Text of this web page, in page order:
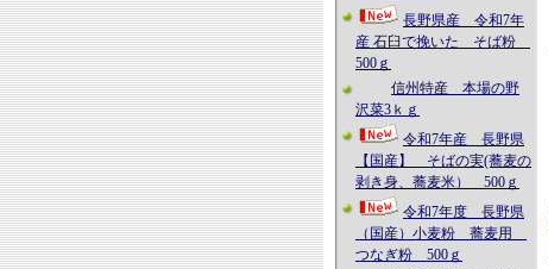
長野県産 令和7年
産 石臼で挽いた そば粉
500ｇ
信州特産 本場の野
沢菜3ｋｇ
令和7年産 長野県
【国産】 そばの実(蕎麦の
剥き身、蕎麦米） 500ｇ
令和7年度 長野県
（国産）小麦粉 蕎麦用
つなぎ粉 500ｇ